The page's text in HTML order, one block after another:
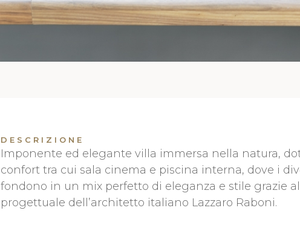
DESCRIZIONE
Imponente ed elegante villa immersa nella natura,
confort tra cui sala cinema e piscina interna, dove i
fondono in un mix perfetto di eleganza e stile grazie
progettuale dell’architetto italiano Lazzaro Raboni.